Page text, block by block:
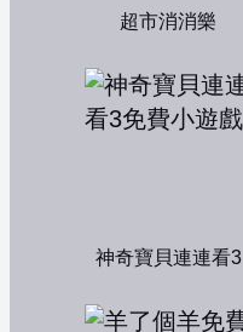
超市消消樂
神奇寶貝連連看3